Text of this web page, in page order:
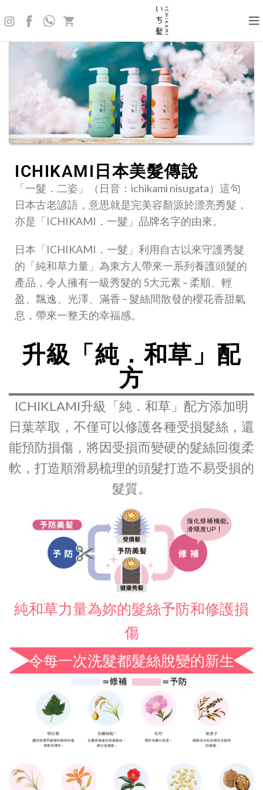
ICHIKAMI日本美髮傳說
「一髮．二姿」（日音：ichikami nisugata）這句
日本古老諺語，意思就是完美容顏源於漂亮秀髮，
亦是「ICHIKAMI．一髮」品牌名字的由來。
日本「ICHIKAMI．一髮」利用自古以來守護秀髮
的「純和草力量」為東方人帶來一系列養護頭髮的
產品，令人擁有一級秀髮的 5大元素 – 柔順、輕
盈、飄逸、光澤、滿香 – 髮絲間散發的櫻花香甜氣
息，帶來一整天的幸福感。
升級「純．和草」配
方
ICHIKLAMI升級「純．和草」配方添加明
日葉萃取，不僅可以修護各種受損髮絲，還
能預防損傷，將因受損而變硬的髮絲回復柔
軟，打造順滑易梳理的頭髮打造不易受損的
髮質。
​純和草力量為妳的髮絲予防和修護損
傷
令每一次洗髮都髮絲脫變的新生